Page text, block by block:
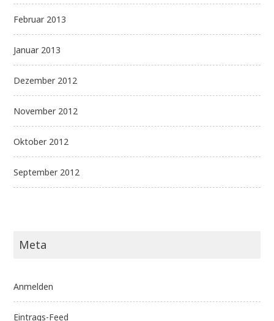
Februar 2013
Januar 2013
Dezember 2012
November 2012
Oktober 2012
September 2012
Meta
Anmelden
Eintrags-Feed